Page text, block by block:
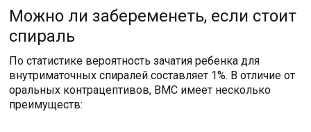
Можно ли забеременеть, если стоит
спираль
По статистике вероятность зачатия ребенка для
внутриматочных спиралей составляет 1%. В отличие от
оральных контрацептивов, ВМС имеет несколько
преимуществ: